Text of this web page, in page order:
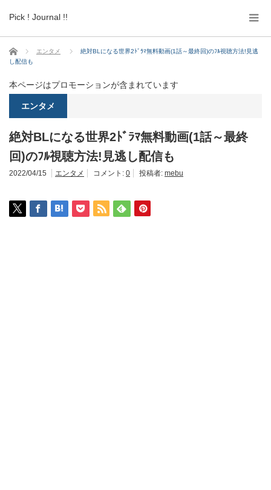
Pick ! Journal !!
ホーム エンタメ
絶対BLになる世界2ﾄﾞﾗﾏ無料動画(1話～最終回)のﾌﾙ視聴方法!見逃
し配信も
本ページはプロモーションが含まれています
エンタメ
絶対BLになる世界2ﾄﾞﾗﾏ無料動画(1話～最終
回)のﾌﾙ視聴方法!見逃し配信も
2022/04/15 エンタメ コメント: 0 投稿者: mebu